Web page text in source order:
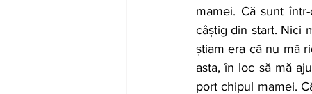
mamei. Că sunt
câștig din start. Nici
știam era că nu mă
asta, în loc să mă
port chipul mamei.